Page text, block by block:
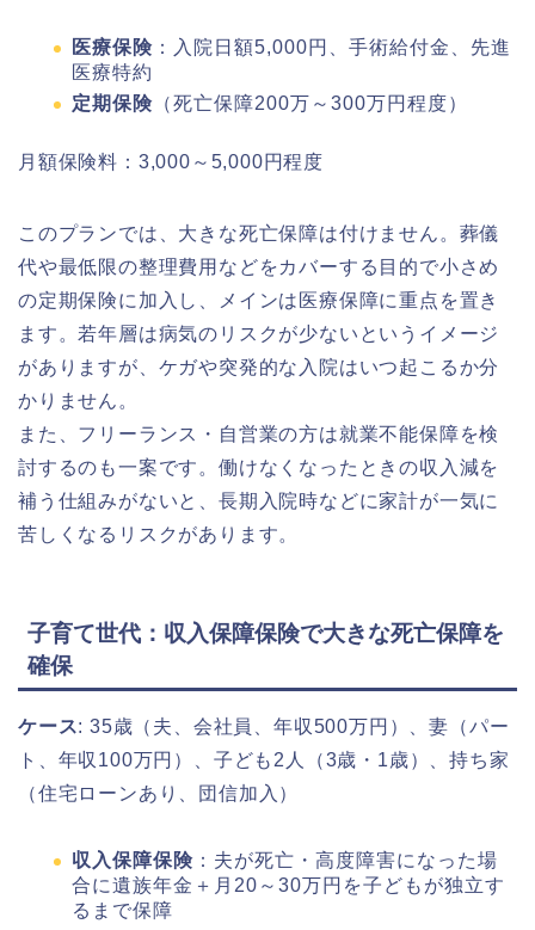
医療保険 ：入院日額5,000円、手術給付金、先進
医療特約
定期保険 （死亡保障200万～300万円程度）
月額保険料：3,000～5,000円程度
このプランでは、大きな死亡保障は付けません。葬儀
代や最低限の整理費用などをカバーする目的で小さめ
の定期保険に加入し、メインは医療保障に重点を置き
ます。若年層は病気のリスクが少ないというイメージ
がありますが、ケガや突発的な入院はいつ起こるか分
かりません。
また、フリーランス・自営業の方は就業不能保障を検
討するのも一案です。働けなくなったときの収入減を
補う仕組みがないと、長期入院時などに家計が一気に
苦しくなるリスクがあります。
子育て世代：収入保障保険で大きな死亡保障を
確保
ケース: 35歳（夫、会社員、年収500万円）、妻（パー
ト、年収100万円）、子ども2人（3歳・1歳）、持ち家
（住宅ローンあり、団信加入）
収入保障保険 ：夫が死亡・高度障害になった場
合に遺族年金＋月20～30万円を子どもが独立す
るまで保障